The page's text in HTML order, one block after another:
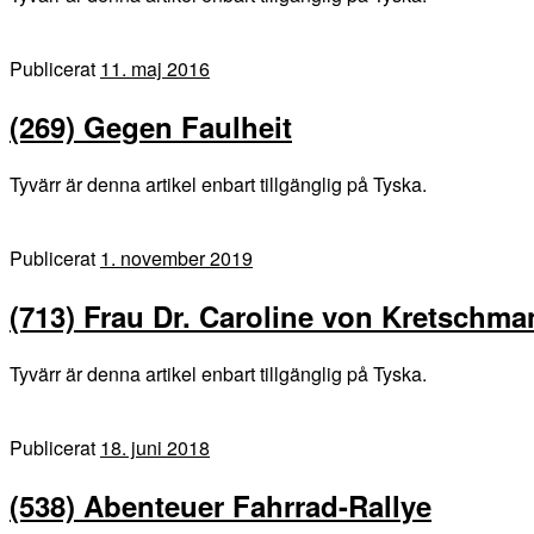
Publicerat 11. maj 2016
(269) Gegen Faulheit
Tyvärr är denna artikel enbart tillgänglig på Tyska.
Publicerat 1. november 2019
(713) Frau Dr. Caroline von
Tyvärr är denna artikel enbart tillgänglig på Tyska.
Publicerat 18. juni 2018
(538) Abenteuer Fahrrad-Rallye